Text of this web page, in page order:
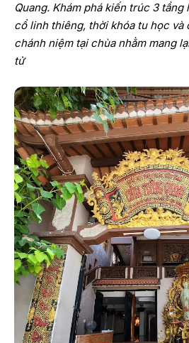
Quang. Khám phá kiến trúc 3
cổ linh thiêng, thời khóa tu học và
chánh niệm tại chùa nhằm mang
tử